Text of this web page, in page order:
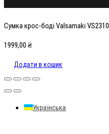
Сумка крос-боді Valsamaki VS2310
1999,00 ₴
Додати в кошик
Українська